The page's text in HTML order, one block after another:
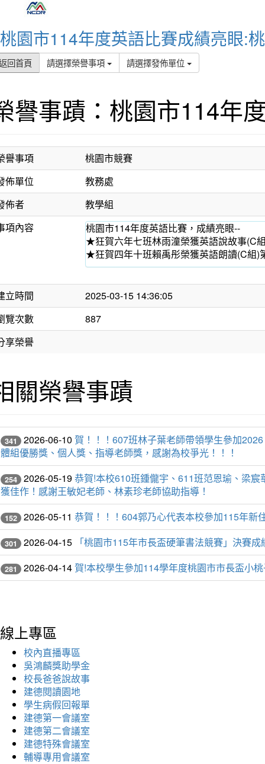
桃園市114年度英語比賽成績亮眼:
回首頁 請選擇榮譽事項 請選擇發佈單位
譽事蹟：桃園市114年
譽事項
桃園市競賽
佈單位
教務處
佈者
教學組
項內容
桃園市114年度英語比賽，成績亮眼--
★狂賀六年七班林雨潼榮獲英語說故事(C
★狂賀四年十班賴禹彤榮獲英語朗讀(C組)
立時間
2025-03-15 14:36:05
覽次數
887
享榮譽
關榮譽事蹟
341 2026-06-10 賀！！！607班林子葉老師帶領學生參加
體組優勝獎、個人獎、指導老師獎，感謝為校爭光！！！
254 2026-05-19恭賀!本校610班鍾儱宇、611班范恩瑜、梁
獲佳作！感謝王敏妃老師、林素珍老師協助指導！
152 2026-05-11 恭賀！！！604郭乃心代表本校參加115年新
301 2026-04-15 「桃園市115年市長盃硬筆書法競賽」決賽
281 2026-04-14賀!本校學生參加114學年度桃園市市長盃小
線上專區
校內直播專區
吳鴻麟獎助學金
校長爸爸說故事
建德閱讀園地
學生病假回報單
建德第一會議室
建德第二會議室
建德特殊會議室
輔導專用會議室